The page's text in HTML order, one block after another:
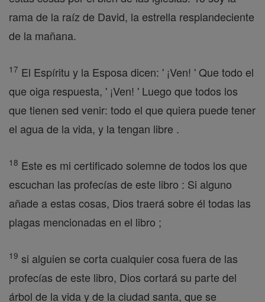
rama de la raíz de David, la estrella resplandeciente
de la mañana.
17 El Espíritu y la Esposa dicen: ' ¡Ven! ' Que todo el
que oiga respuesta, ' ¡Ven! ' Luego que todos los
que tienen sed venir: todo el que quiera puede tener
el agua de la vida, y la tengan libre .
18 Este es mi certificado solemne de todos los que
escuchan las profecías de este libro : Si alguno
añade a estas cosas, Dios traerá sobre él todas las
plagas mencionadas en el libro ;
19 si alguien se corta cualquier cosa fuera de las
profecías de este libro, Dios cortará su parte del
árbol de la vida y de la ciudad santa, que se